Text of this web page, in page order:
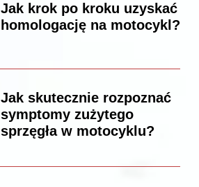
Jak krok po kroku uzyskać
homologację na motocykl?
Jak skutecznie rozpoznać
symptomy zużytego
sprzęgła w motocyklu?